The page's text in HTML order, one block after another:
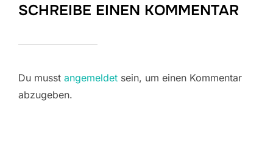
SCHREIBE EINEN KOMMENTAR
Du musst angemeldet sein, um einen Kommentar
abzugeben.